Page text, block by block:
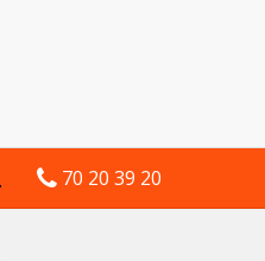
70 20 39 20